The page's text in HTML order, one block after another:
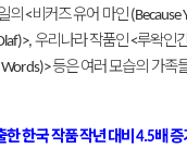
의<비커즈유어마인 (Because
우리나라작품인<루왁인
Words)>등은여러모습의가족
한한국작품작년대비4.5배증